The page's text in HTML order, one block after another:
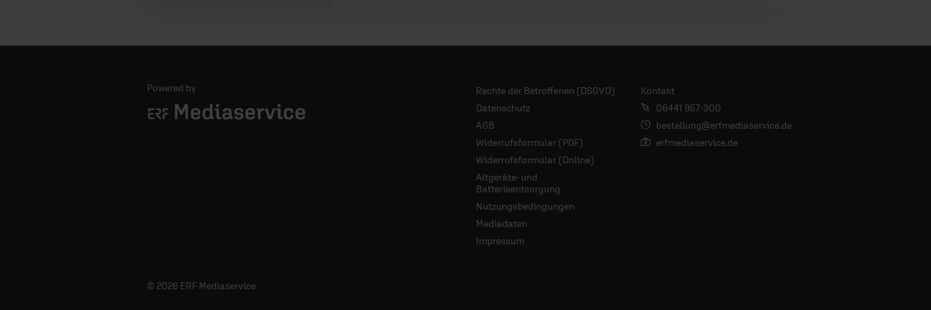
Powered by
Rechte der Betroffenen (DSGVO)
Datenschutz
AGB
Widerrufsformular (PDF)
Widerrufsformular (Online)
Altgeräte- und
Batterieentsorgung
Nutzungsbedingungen
Mediadaten
Impressum
Kontakt
06441 957-300
bestellung@erfmediaservice.de
erfmediaservice.de
© 2026 ERF Mediaservice